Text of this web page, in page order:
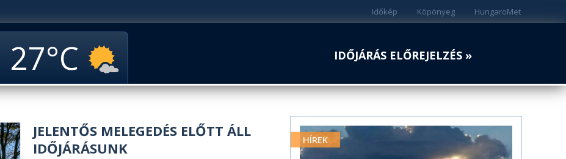
HungaroMet
Köpönyeg
Időkép
27 IDŐJÁRÁS ELŐREJELZÉS »
JELENTŐS MELEGEDÉS ELŐTT ÁLL
IDŐJÁRÁSUNK
HÍREK